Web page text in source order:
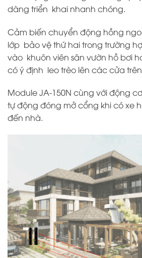
dàng triển khai nhanh chóng.
Cảm biến chuyển động hồng
lớp bảo vệ thứ hai trong trường
vào khuôn viên sân vườn hồ bơi
có ý định leo trèo lên các cửa
Module JA-150N cùng với động
tự động đóng mở cổng khi có xe
đến nhà.